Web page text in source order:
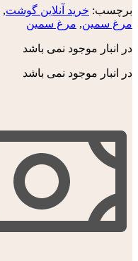
برچسب: خرید آنلاین گوشت,
مرغ سمین, مرغ سمین
در انبار موجود نمی باشد
در انبار موجود نمی باشد